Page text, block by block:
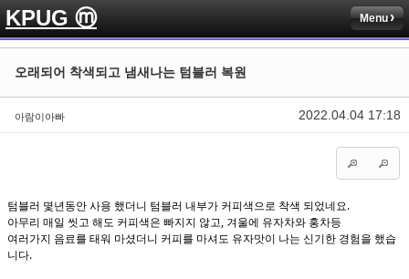
KPUG ⓜ Menu
2022.04.04 17:18
오래되어 착색되고 냄새나는 텀블러 복원
아람이아빠
텀블러 몇년동안 사용 했더니 텀블러 내부가 커피색으로 착색 되었네요.
아무리 매일 씻고 해도 커피색은 빠지지 않고, 겨울에 유자차와 홍차등
여러가지 음료를 태워 마셨더니 커피를 마셔도 유자맛이 나는 신기한 경험을 했습
니다.
Sketchbook5, 스케치북5
Sketchbook5, 스케치북5
Sketchbook5, 스케치북5
Sketchbook5, 스케치북5